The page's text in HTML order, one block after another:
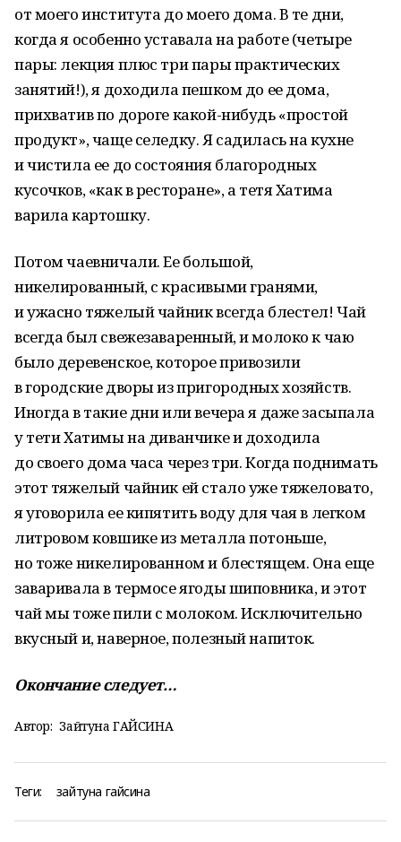
от моего института до моего дома. В те дни,
когда я особенно уставала на работе (четыре
пары: лекция плюс три пары практических
занятий!), я доходила пешком до ее дома,
прихватив по дороге какой-нибудь «простой
продукт», чаще селедку. Я садилась на кухне
и чистила ее до состояния благородных
кусочков, «как в ресторане», а тетя Хатима
варила картошку.
Потом чаевничали. Ее большой,
никелированный, с красивыми гранями,
и ужасно тяжелый чайник всегда блестел! Чай
всегда был свежезаваренный, и молоко к чаю
было деревенское, которое привозили
в городские дворы из пригородных хозяйств.
Иногда в такие дни или вечера я даже засыпала
у тети Хатимы на диванчике и доходила
до своего дома часа через три. Когда поднимать
этот тяжелый чайник ей стало уже тяжеловато,
я уговорила ее кипятить воду для чая в легком
литровом ковшике из металла потоньше,
но тоже никелированном и блестящем. Она еще
заваривала в термосе ягоды шиповника, и этот
чай мы тоже пили с молоком. Исключительно
вкусный и, наверное, полезный напиток.
Окончание следует…
Автор: Зайтуна ГАЙСИНА
Теги: зайтуна гайсина